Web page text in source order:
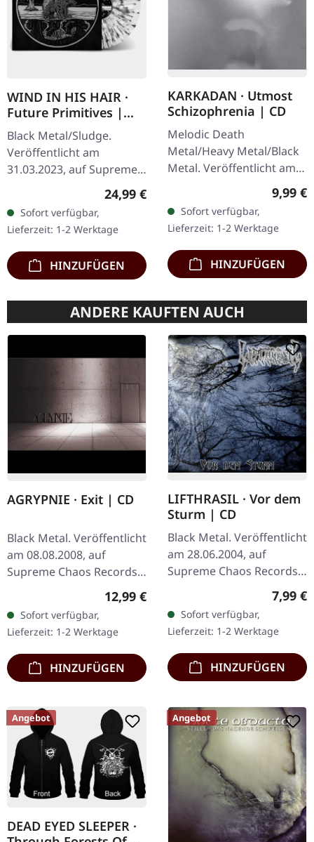
WIND IN HIS HAIR ·
Future Primitives |
SPLATTER LP
Black Metal/Sludge.
Veröffentlicht am
31.03.2023, auf Supreme
Chaos Records. SCR-
exklusives Ultra Clear
Vinyl mit schwarzen und
weißen Splattern mit…
Regulärer Preis:
24,99 €
Sofort verfügbar,
Lieferzeit: 1-2 Werktage
HINZUFÜGEN
KARKADAN · Utmost
Schizophrenia | CD
Melodic Death
Metal/Heavy Metal/Black
Metal. Veröffentlicht am
08.03.2004, auf Supreme
Chaos Records. CD im
Jewelcase mit 16-seitigem
Booklet.…
9,99 €
Sofort verfügbar,
Lieferzeit: 1-2 Werktage
HINZUFÜGEN
ANDERE KAUFTEN AUCH
AGRYPNIE · Exit | CD
Black Metal. Veröffentlicht
am 08.08.2008, auf
Supreme Chaos Records.
CD im Jewelcase mit 12-
seitigem Booklet. Mit
AGRYPNIE bricht ex-
Nocte…
Regulärer Preis:
12,99 €
Sofort verfügbar,
Lieferzeit: 1-2 Werktage
HINZUFÜGEN
LIFTHRASIL · Vor dem
Sturm | CD
Black Metal. Veröffentlicht
am 28.06.2004, auf
Supreme Chaos Records.
CD im Jewelcase mit
entfesselt mit „Vor dem
Sturm" eine…
7,99 €
Sofort verfügbar,
Lieferzeit: 1-2 Werktage
HINZUFÜGEN
Angebot
DEAD EYED SLEEPER ·
Angebot